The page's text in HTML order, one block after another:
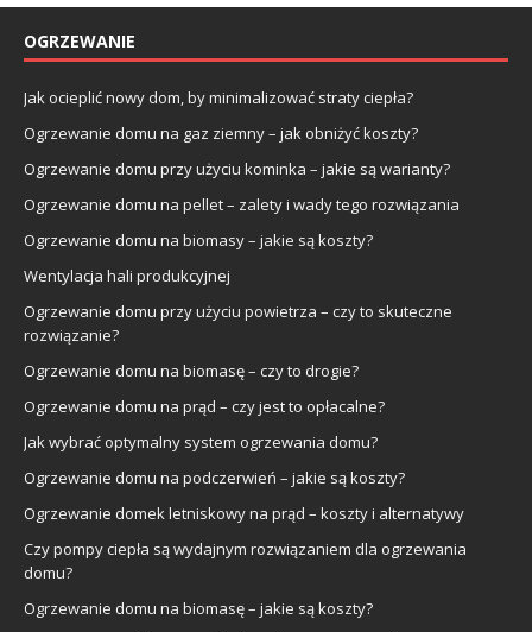
OGRZEWANIE
Jak ocieplić nowy dom, by minimalizować straty ciepła?
Ogrzewanie domu na gaz ziemny – jak obniżyć koszty?
Ogrzewanie domu przy użyciu kominka – jakie są warianty?
Ogrzewanie domu na pellet – zalety i wady tego rozwiązania
Ogrzewanie domu na biomasy – jakie są koszty?
Wentylacja hali produkcyjnej
Ogrzewanie domu przy użyciu powietrza – czy to skuteczne
rozwiązanie?
Ogrzewanie domu na biomasę – czy to drogie?
Ogrzewanie domu na prąd – czy jest to opłacalne?
Jak wybrać optymalny system ogrzewania domu?
Ogrzewanie domu na podczerwień – jakie są koszty?
Ogrzewanie domek letniskowy na prąd – koszty i alternatywy
Czy pompy ciepła są wydajnym rozwiązaniem dla ogrzewania
domu?
Ogrzewanie domu na biomasę – jakie są koszty?